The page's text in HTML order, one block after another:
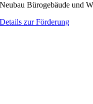
Neubau Bürogebäude und
Details zur Förderung